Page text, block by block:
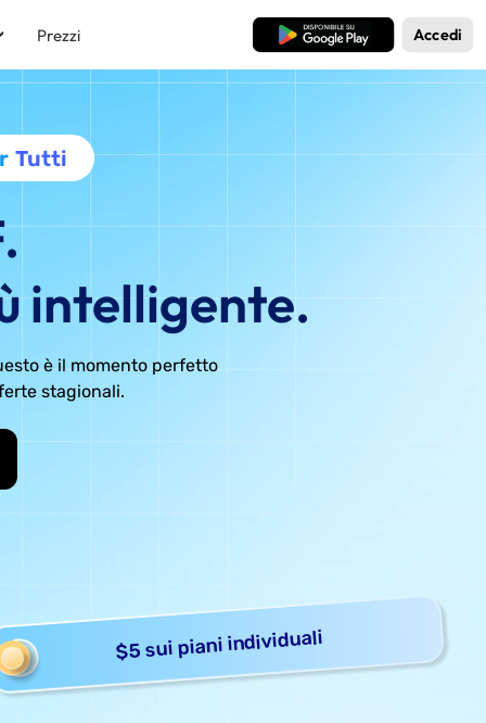
Prezzi Download Gratis Accedi
Tutti
intelligente.
è il momento perfetto
stagionali.
$5 sui piani individuali